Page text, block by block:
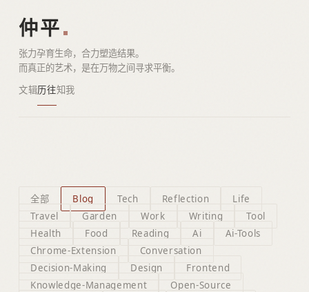
仲平
张力孕育生命，合力塑造结果。
而真正的艺术，是在万物之间寻求平衡。
文辑历往知我
全部 Blog Tech Reflection
Life
Travel
Garden Work Writing
Tool
Health
Food Reading Ai
Ai-Tools
Chrome-Extension
Conversation
Decision-Making
Design
Frontend
Knowledge-Management
Open-Source